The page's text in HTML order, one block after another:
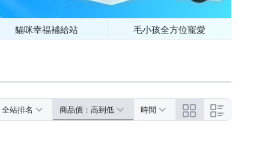
貓咪幸福補給站 毛小孩全方位寵愛
全站排名 商品價：高到低 時間